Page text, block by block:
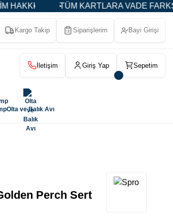
TÜM KARTLARA VADE FARKSIZ
Kargo Takip Siparişlerim Bayi Girişi
İletişim Giriş Yap Sepetim
Olta ve Balık Avı
Perch Sert